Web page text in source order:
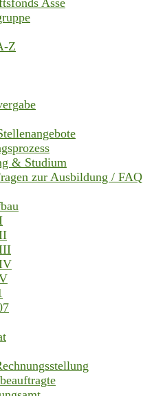
Z
& Studium
zur Ausbildung / FAQ